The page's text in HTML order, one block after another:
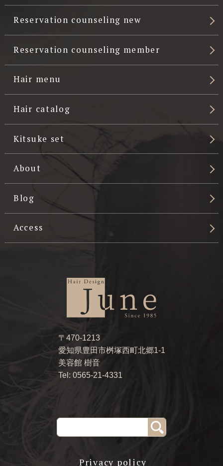
Reservation counseling new
Reservation counseling member
Hair menu
Hair catalog
Kitsuke set
About
Blog
Access
〒470-1213
愛知県豊田市桝塚西町北郷1-1
美容館 樹音
Tel: 0565-21-4331
Privacy policy